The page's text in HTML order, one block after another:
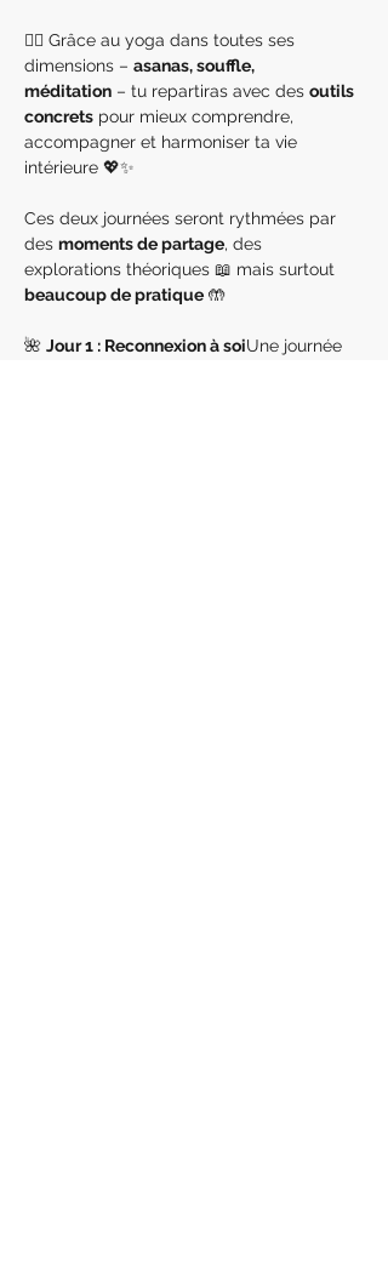
🧘‍♀️ Grâce au yoga dans toutes ses
dimensions – asanas, souffle,
méditation – tu repartiras avec des outils
concrets pour mieux comprendre,
accompagner et harmoniser ta vie
intérieure 💖✨
Ces deux journées seront rythmées par
des moments de partage, des
explorations théoriques 📖 mais surtout
beaucoup de pratique 🤲
🌺 Jour 1 : Reconnexion à soiUne journée